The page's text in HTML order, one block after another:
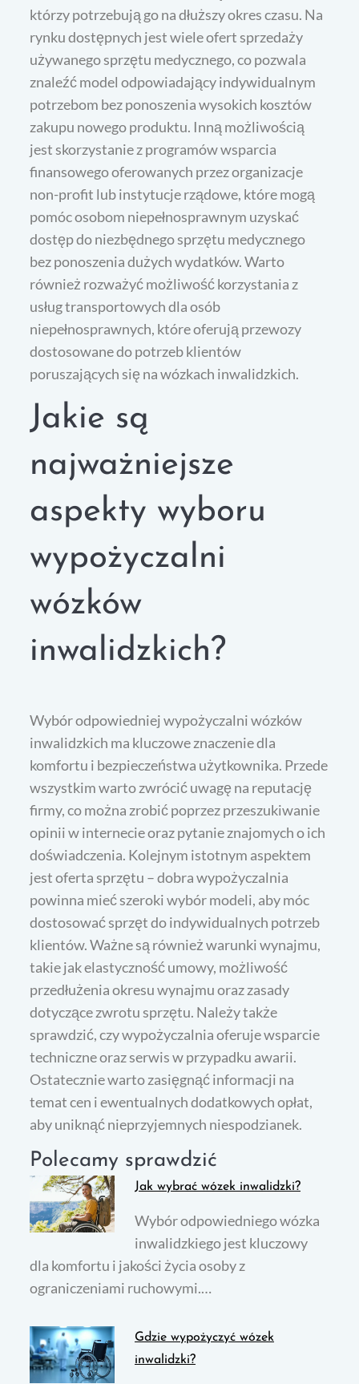
którzy potrzebują go na dłuższy okres czasu. Na
rynku dostępnych jest wiele ofert sprzedaży
używanego sprzętu medycznego, co pozwala
znaleźć model odpowiadający indywidualnym
potrzebom bez ponoszenia wysokich kosztów
zakupu nowego produktu. Inną możliwością
jest skorzystanie z programów wsparcia
finansowego oferowanych przez organizacje
non-profit lub instytucje rządowe, które mogą
pomóc osobom niepełnosprawnym uzyskać
dostęp do niezbędnego sprzętu medycznego
bez ponoszenia dużych wydatków. Warto
również rozważyć możliwość korzystania z
usług transportowych dla osób
niepełnosprawnych, które oferują przewozy
dostosowane do potrzeb klientów
poruszających się na wózkach inwalidzkich.
Jakie są
najważniejsze
aspekty wyboru
wypożyczalni
wózków
inwalidzkich?
Wybór odpowiedniej wypożyczalni wózków
inwalidzkich ma kluczowe znaczenie dla
komfortu i bezpieczeństwa użytkownika. Przede
wszystkim warto zwrócić uwagę na reputację
firmy, co można zrobić poprzez przeszukiwanie
opinii w internecie oraz pytanie znajomych o ich
doświadczenia. Kolejnym istotnym aspektem
jest oferta sprzętu – dobra wypożyczalnia
powinna mieć szeroki wybór modeli, aby móc
dostosować sprzęt do indywidualnych potrzeb
klientów. Ważne są również warunki wynajmu,
takie jak elastyczność umowy, możliwość
przedłużenia okresu wynajmu oraz zasady
dotyczące zwrotu sprzętu. Należy także
sprawdzić, czy wypożyczalnia oferuje wsparcie
techniczne oraz serwis w przypadku awarii.
Ostatecznie warto zasięgnąć informacji na
temat cen i ewentualnych dodatkowych opłat,
aby uniknąć nieprzyjemnych niespodzianek.
Polecamy sprawdzić
Jak wybrać wózek inwalidzki?
Wybór odpowiedniego wózka
inwalidzkiego jest kluczowy
dla komfortu i jakości życia osoby z
ograniczeniami ruchowymi.…
Gdzie wypożyczyć wózek
inwalidzki?